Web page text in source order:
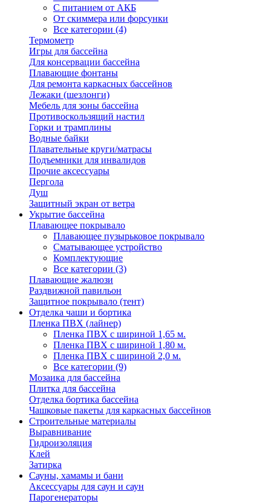
С питанием от АКБ
От скиммера или форсунки
Все категории (4)
Термометр
Игры для бассейна
Для консервации бассейна
Плавающие фонтаны
Для ремонта каркасных бассейнов
Лежаки (шезлонги)
Мебель для зоны бассейна
Противоскользящий настил
Горки и трамплины
Водные байки
Плавательные круги/матрасы
Подъемники для инвалидов
Прочие аксессуары
Пергола
Душ
Защитный экран от ветра
Укрытие бассейна
Плавающее покрывало
Плавающее пузырьковое покрывало
Сматывающее устройство
Комплектующие
Все категории (3)
Плавающие жалюзи
Раздвижной павильон
Защитное покрывало (тент)
Отделка чаши и бортика
Пленка ПВХ (лайнер)
Пленка ПВХ с шириной 1,65 м.
Пленка ПВХ с шириной 1,80 м.
Пленка ПВХ с шириной 2,0 м.
Все категории (9)
Мозаика для бассейна
Плитка для бассейна
Отделка бортика бассейна
Чашковые пакеты для каркасных бассейнов
Строительные материалы
Выравнивание
Гидроизоляция
Клей
Затирка
Сауны, хамамы и бани
Аксессуары для саун и саун
Парогенераторы